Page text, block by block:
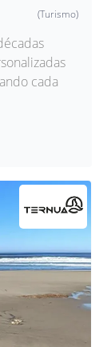
(Turismo)
cada